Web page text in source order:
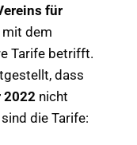
für
mit dem
Tarife betrifft.
dass
2022 nicht
die Tarife: